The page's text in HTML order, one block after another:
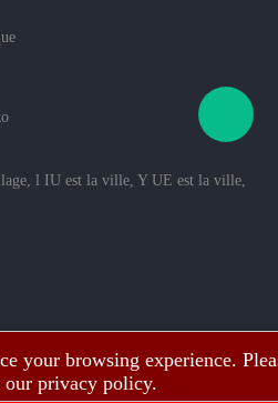
your browsing experience.
our privacy policy.
l IU est la ville, Y UE est la ville,